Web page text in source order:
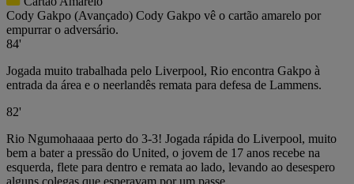
Cody Gakpo (Avançado) Cody Gakpo vê o cartão amarelo por
empurrar o adversário.
84'
Jogada muito trabalhada pelo Liverpool, Rio encontra Gakpo à
entrada da área e o neerlandês remata para defesa de Lammens.
82'
Rio Ngumohaaaa perto do 3-3! Jogada rápida do Liverpool, muito
bem a bater a pressão do United, o jovem de 17 anos recebe na
esquerda, flete para dentro e remata ao lado, levando ao desespero
alguns colegas que esperavam por um passe.